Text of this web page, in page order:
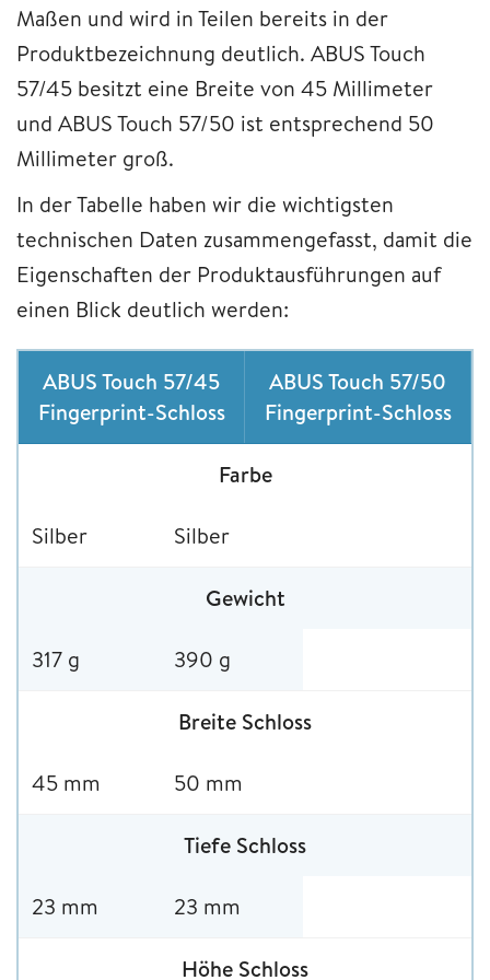
Maßen und wird in Teilen bereits in der
Produktbezeichnung deutlich. ABUS Touch
57/45 besitzt eine Breite von 45 Millimeter
und ABUS Touch 57/50 ist entsprechend 50
Millimeter groß.
In der Tabelle haben wir die wichtigsten
technischen Daten zusammengefasst, damit die
Eigenschaften der Produktausführungen auf
einen Blick deutlich werden:
ABUS Touch 57/45
Fingerprint-Schloss
ABUS Touch 57/50
Fingerprint-Schloss
Farbe
Silber Silber
Gewicht
317 g 390 g
Breite Schloss
45 mm 50 mm
Tiefe Schloss
23 mm 23 mm
Höhe Schloss